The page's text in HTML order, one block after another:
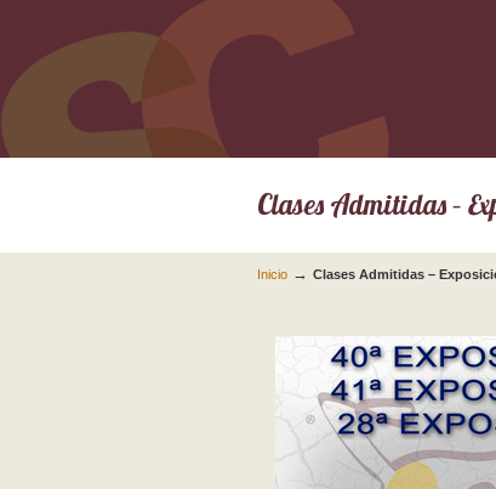
Clases Admitidas –
Inicio → Clases Admitidas –